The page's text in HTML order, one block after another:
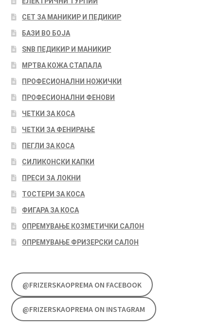
СЕТ ЗА МАНИКИР И ПЕДИКИР
БАЗИ ВО БОЈА
SNB ПЕДИКИР И МАНИКИР
МРТВА КОЖА СТАПАЛА
ПРОФЕСИОНАЛНИ НОЖИЧКИ
ПРОФЕСИОНАЛНИ ФЕНОВИ
ЧЕТКИ ЗА КОСА
ЧЕТКИ ЗА ФЕНИРАЊЕ
ПЕГЛИ ЗА КОСА
СИЛИКОНСКИ КАПКИ
ПРЕСИ ЗА ЛОКНИ
ТОСТЕРИ ЗА КОСА
ФИГАРА ЗА КОСА
ОПРЕМУВАЊЕ КОЗМЕТИЧКИ САЛОН
ОПРЕМУВАЊЕ ФРИЗЕРСКИ САЛОН
@FRIZERSKAOPREMA ON FACEBOOK
@FRIZERSKAOPREMA ON INSTAGRAM